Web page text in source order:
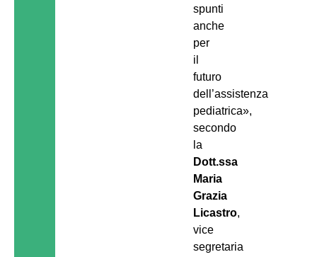
spunti
anche
per
il
futuro
dell’assistenza
pediatrica»,
secondo
la
Dott.ssa
Maria
Grazia
Licastro,
vice
segretaria